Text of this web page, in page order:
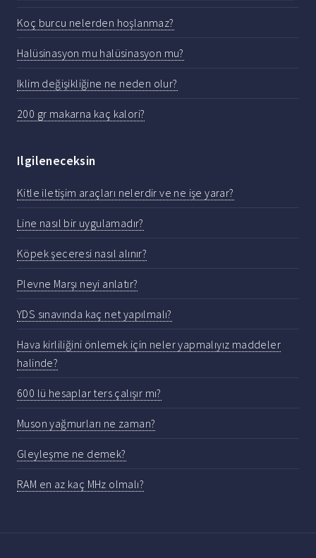
Koç burcu nelerden hoşlanmaz?
Halüsinasyon mu halüsinasyon mu?
Iklim değişikliğine ne neden olur?
200 gr makarna kaç kalori?
Ilgileneceksin
Kitle iletişim araçları nelerdir ve ne işe yarar?
Line nasıl bir uygulamadır?
Köpek şeceresi nasıl alınır?
Plevne Marşı neyi anlatır?
YDS sınavında kaç net yapılmalı?
Hava kirliliğini önlemek için neler yapmalıyız maddeler
halinde?
600 lü hesaplar ters çalışır mı?
Muson yağmurları ne zaman?
Gleyleşme ne demek?
RAM en az kaç MHz olmalı?